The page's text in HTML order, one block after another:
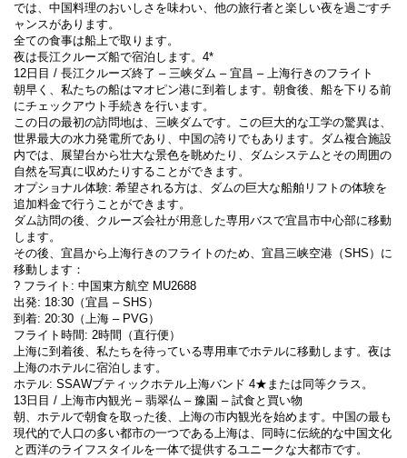
では、中国料理のおいしさを味わい、他の旅行者と楽しい夜を過ごすチ
ャンスがあります。
全ての食事は船上で取ります。
夜は長江クルーズ船で宿泊します。4*
12日目 / 長江クルーズ終了 – 三峡ダム – 宜昌 – 上海行きのフライト
朝早く、私たちの船はマオピン港に到着します。朝食後、船を下りる前
にチェックアウト手続きを行います。
この日の最初の訪問地は、三峡ダムです。この巨大的な工学の驚異は、
世界最大の水力発電所であり、中国の誇りでもあります。ダム複合施設
内では、展望台から壮大な景色を眺めたり、ダムシステムとその周囲の
自然を写真に収めたりすることができます。
オプショナル体験: 希望される方は、ダムの巨大な船舶リフトの体験を
追加料金で行うことができます。
ダム訪問の後、クルーズ会社が用意した専用バスで宜昌市中心部に移動
します。
その後、宜昌から上海行きのフライトのため、宜昌三峡空港（SHS）に
移動します：
? フライト: 中国東方航空 MU2688
出発: 18:30（宜昌 – SHS）
到着: 20:30（上海 – PVG）
フライト時間: 2時間（直行便）
上海に到着後、私たちを待っている専用車でホテルに移動します。夜は
上海のホテルに宿泊します。
ホテル: SSAWブティックホテル上海バンド 4★または同等クラス。
13日目 / 上海市内観光 – 翡翠仏 – 豫園 – 試食と買い物
朝、ホテルで朝食を取った後、上海の市内観光を始めます。中国の最も
現代的で人口の多い都市の一つである上海は、同時に伝統的な中国文化
と西洋のライフスタイルを一体で提供するユニークな大都市です。